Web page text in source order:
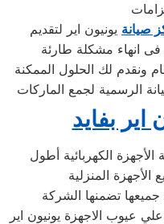
صيانة يونيون اير لتقديم
انهاء مشكلة طارئة
ونقدم لك الحلول الممكنة
الرسمية لجمع الماركات
بفايد
الأجهزة الكهربائية أطول
جميعها تضمنها الشركة
عيوب الاجهزة يونيون اير